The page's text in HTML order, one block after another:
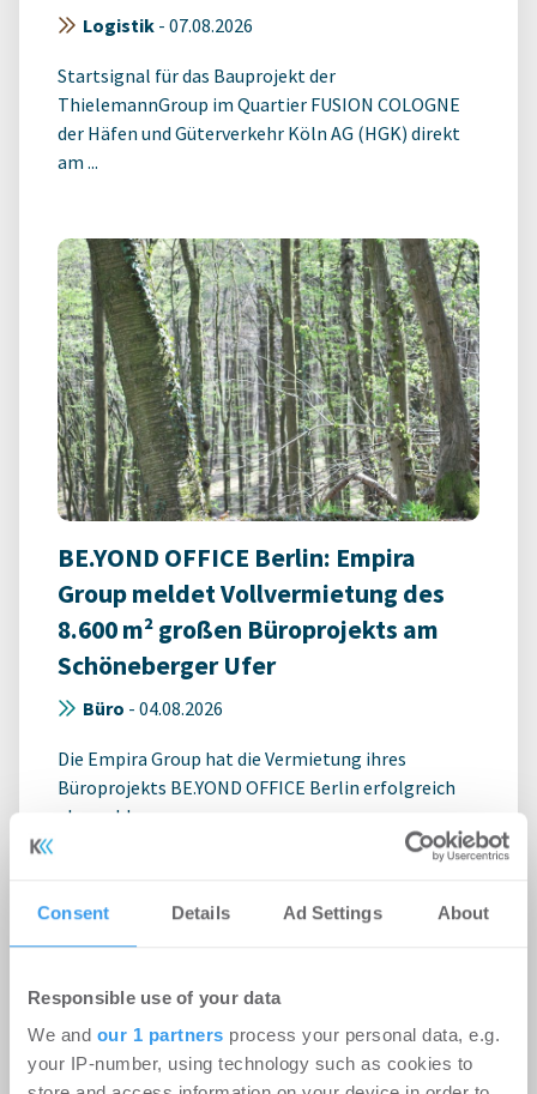
Consent Details Ad Settings About
Responsible use of your data
We and our 1 partners process your personal data, e.g.
your IP-number, using technology such as cookies to
Logistik - 07.08.2026
Startsignal für das Bauprojekt der
ThielemannGroup im Quartier FUSION COLOGNE
der Häfen und Güterverkehr Köln AG (HGK) direkt
am ...
BE.YOND OFFICE Berlin: Empira
Group meldet Vollvermietung des
8.600 m² großen Büroprojekts am
Schöneberger Ufer
Büro - 04.08.2026
Die Empira Group hat die Vermietung ihres
Büroprojekts BE.YOND OFFICE Berlin erfolgreich
abgeschlossen.